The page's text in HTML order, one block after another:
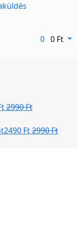
0 0 Ft
2990Ft
2490 Ft2990Ft